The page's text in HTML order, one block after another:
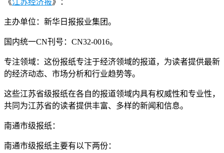
主办单位：新华日报报业集团。
国内统一CN刊号：CN32-0016。
专注领域：这份报纸专注于经济领域的报道，为读者提供最新
的经济动态、市场分析和行业趋势等。
这些江苏省级报纸在各自的报道领域内具有权威性和专业性，
共同为江苏省的读者提供丰富、多样的新闻和信息。
南通市级报纸：
南通市级报纸主要有以下两份：